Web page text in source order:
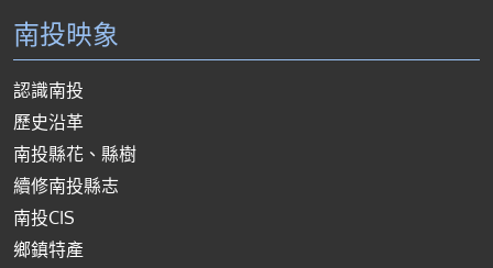
南投映象
認識南投
歷史沿革
南投縣花、縣樹
續修南投縣志
南投CIS
鄉鎮特產